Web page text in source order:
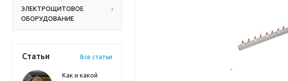
ЭЛЕКТРОЩИТОВОЕ
ОБОРУДОВАНИЕ
Статьи Все статьи
Как и какой